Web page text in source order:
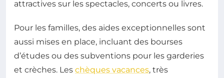
attractives sur les spectacles, concerts ou livres.
Pour les familles, des aides exceptionnelles sont
aussi mises en place, incluant des bourses
d’études ou des subventions pour les garderies
et crèches. Les chèques vacances, très